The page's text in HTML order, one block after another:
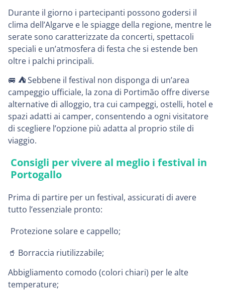
Durante il giorno i partecipanti possono godersi il
clima dell’Algarve e le spiagge della regione, mentre le
serate sono caratterizzate da concerti, spettacoli
speciali e un’atmosfera di festa che si estende ben
oltre i palchi principali.
🚐 ⛺️Sebbene il festival non disponga di un’area
campeggio ufficiale, la zona di Portimão offre diverse
alternative di alloggio, tra cui campeggi, ostelli, hotel e
spazi adatti ai camper, consentendo a ogni visitatore
di scegliere l’opzione più adatta al proprio stile di
viaggio.
Consigli per vivere al meglio i festival in
Portogallo
Prima di partire per un festival, assicurati di avere
tutto l’essenziale pronto:
Protezione solare e cappello;
🥤 Borraccia riutilizzabile;
Abbigliamento comodo (colori chiari) per le alte
temperature;